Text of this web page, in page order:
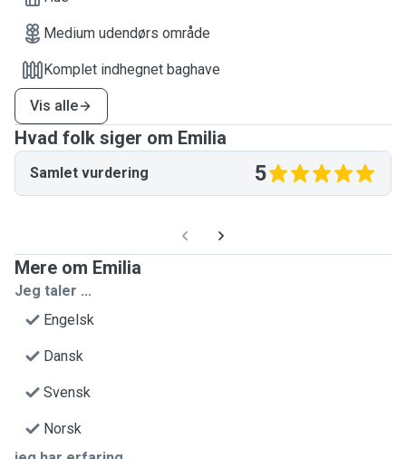
Medium udendørs område
Komplet indhegnet baghave
Vis alle
Hvad folk siger om Emilia
Samlet vurdering 5
Mere om Emilia
Jeg taler ...
Engelsk
Dansk
Svensk
Norsk